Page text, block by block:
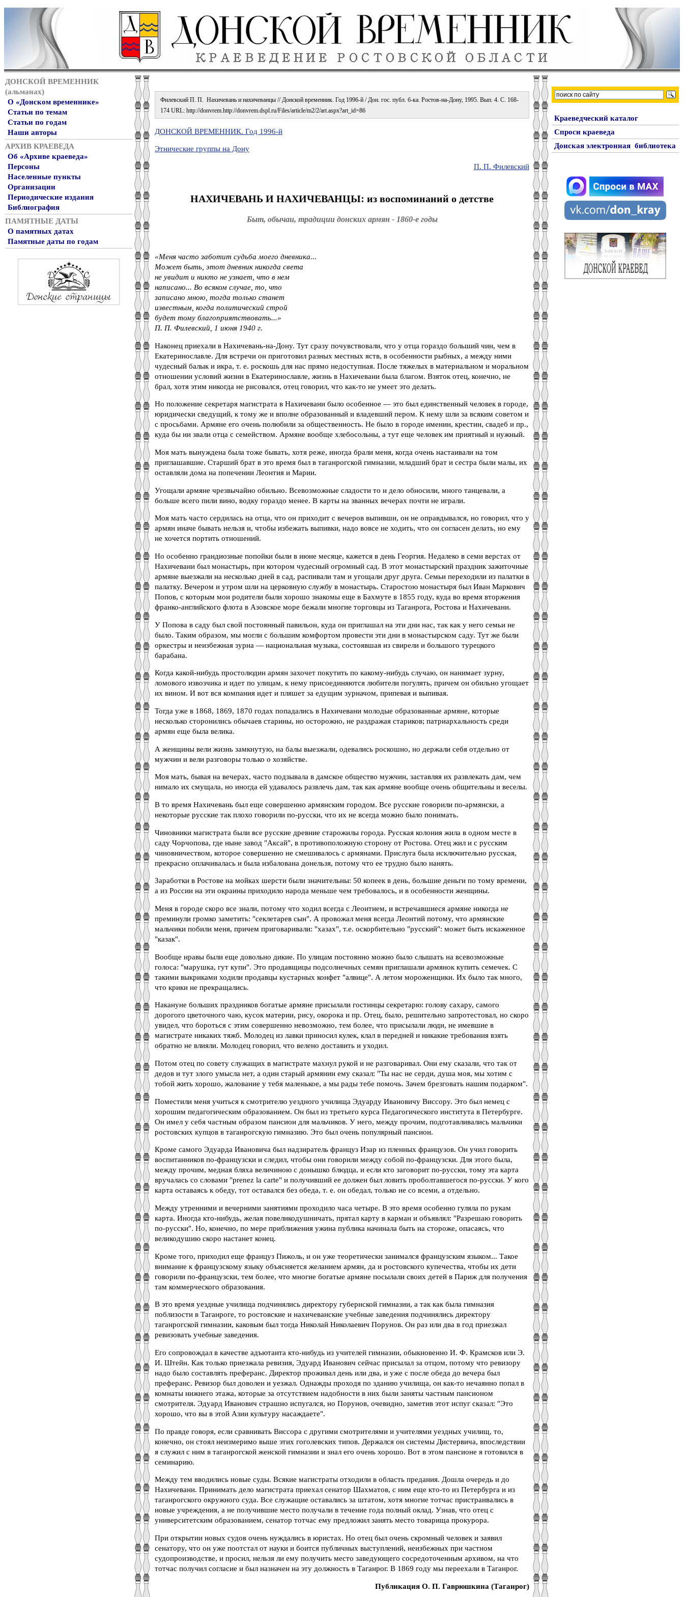
ДОНСКОЙ ВРЕМЕННИК
(альманах)
О «Донском временнике»
Статьи по темам
Статьи по годам
Наши авторы
АРХИВ КРАЕВЕДА
Об «Архиве краеведа»
Персоны
Населенные пункты
Организации
Периодические издания
Библиография
ПАМЯТНЫЕ ДАТЫ
О памятных датах
Памятные даты по годам
Филевский П. П. Нахичевань и нахичеванцы // Донской временник. Год 1996-й / Дон. гос. публ. б-ка. Ростов-на-Дону, 1995. Вып. 4. С. 168-
174 URL: http://donvrem.http://donvrem.dspl.ru/Files/article/m2/2/art.aspx?art_id=86
ДОНСКОЙ ВРЕМЕННИК. Год 1996-й
Этнические группы на Дону
П. П. Филевский
НАХИЧЕВАНЬ И НАХИЧЕВАНЦЫ: из воспоминаний о детстве
Быт, обычаи, традиции донских армян - 1860-е годы
«Меня часто заботит судьба моего дневника...
Может быть, этот дневник никогда света
не увидит и никто не узнает, что в нем
написано... Во всяком случае, то, что
записано мною, тогда только станет
известным, когда политический строй
будет тому благоприятствовать...»
П. П. Филевский, 1 июня 1940 г.
Наконец приехали в Нахичевань-на-Дону. Тут сразу почувствовали, что у отца гораздо больший чин, чем в
Екатеринославле. Для встречи он приготовил разных местных яств, в особенности рыбных, а между ними
чудесный балык и икра, т. е. роскошь для нас прямо недоступная. После тяжелых в материальном и моральном
отношении условий жизни в Екатеринославле, жизнь в Нахичевани была благом. Взяток отец, конечно, не
брал, хотя этим никогда не рисовался, отец говорил, что как-то не умеет это делать.
Но положение секретаря магистрата в Нахичевани было особенное — это был единственный человек в городе,
юридически сведущий, к тому же и вполне образованный и владевший пером. К нему шли за всяким советом и
с просьбами. Армяне его очень полюбили за общественность. Не было в городе именин, крестин, свадеб и пр.,
куда бы ни звали отца с семейством. Армяне вообще хлебосольны, а тут еще человек им приятный и нужный.
Моя мать вынуждена была тоже бывать, хотя реже, иногда брали меня, когда очень настаивали на том
приглашавшие. Старший брат в это время был в таганрогской гимназии, младший брат и сестра были малы, их
оставляли дома на попечении Леонтия и Марии.
Угощали армяне чрезвычайно обильно. Всевозможные сладости то и дело обносили, много танцевали, а
больше всего пили вино, водку гораздо менее. В карты на званных вечерах почти не играли.
Моя мать часто сердилась на отца, что он приходит с вечеров выпивши, он не оправдывался, но говорил, что у
армян иначе бывать нельзя и, чтобы избежать выпивки, надо вовсе не ходить, что он согласен делать, но ему
не хочется портить отношений.
Но особенно грандиозные попойки были в июне месяце, кажется в день Георгия. Недалеко в семи верстах от
Нахичевани был монастырь, при котором чудесный огромный сад. В этот монастырский праздник зажиточные
армяне выезжали на несколько дней в сад, распивали там и угощали друг друга. Семьи переходили из палатки в
палатку. Вечером и утром шли на церковную службу в монастырь. Старостою монастыря был Иван Маркович
Попов, с которым мои родители были хорошо знакомы еще в Бахмуте в 1855 году, куда во время вторжения
франко-английского флота в Азовское море бежали многие торговцы из Таганрога, Ростова и Нахичевани.
У Попова в саду был свой постоянный павильон, куда он приглашал на эти дни нас, так как у него семьи не
было. Таким образом, мы могли с большим комфортом провести эти дни в монастырском саду. Тут же были
оркестры и неизбежная зурна — национальная музыка, состоявшая из свирели и большого турецкого
барабана.
Когда какой-нибудь простолюдин армян захочет покутить по какому-нибудь случаю, он нанимает зурну,
ломового извозчика и идет по улицам, к нему присоединяются любители погулять, причем он обильно угощает
их вином. И вот вся компания идет и пляшет за едущим зурначом, припевая и выпивая.
Тогда уже в 1868, 1869, 1870 годах попадались в Нахичевани молодые образованные армяне, которые
несколько сторонились обычаев старины, но осторожно, не раздражая стариков; патриархальность среди
армян еще была велика.
А женщины вели жизнь замкнутую, на балы выезжали, одевались роскошно, но держали себя отдельно от
мужчин и вели разговоры только о хозяйстве.
Моя мать, бывая на вечерах, часто подзывала в дамское общество мужчин, заставляя их развлекать дам, чем
нимало их смущала, но иногда ей удавалось развлечь дам, так как армяне вообще очень общительны и веселы.
В то время Нахичевань был еще совершенно армянским городом. Все русские говорили по-армянски, а
некоторые русские так плохо говорили по-русски, что их не всегда можно было понимать.
Чиновники магистрата были все русские древние старожилы города. Русская колония жила в одном месте в
саду Чорчопова, где ныне завод "Аксай", в противоположную сторону от Ростова. Отец жил и с русским
чиновничеством, которое совершенно не смешивалось с армянами. Прислуга была исключительно русская,
прекрасно оплачивалась и была избалована донельзя, потому что ее трудно было нанять.
Заработки в Ростове на мойках шерсти были значительны: 50 копеек в день, большие деньги по тому времени,
а из России на эти окраины приходило народа меньше чем требовалось, и в особенности женщины.
Меня в городе скоро все знали, потому что ходил всегда с Леонтием, и встречавшиеся армяне никогда не
преминули громко заметить: "секлетарев сын". А провожал меня всегда Леонтий потому, что армянские
мальчики побили меня, причем приговаривали: "хазах", т.е. оскорбительно "русский": может быть искаженное
"казак".
Вообще нравы были еще довольно дикие. По улицам постоянно можно было слышать на всевозможные
голоса: "марушка, гут купи". Это продавщицы подсолнечных семян приглашали армянок купить семечек. С
такими выкриками ходили продавцы кустарных конфет "алвице". А летом мороженщики. Их было так много,
что крики не прекращались.
Накануне больших праздников богатые армяне присылали гостинцы секретарю: голову сахару, самого
дорогого цветочного чаю, кусок материи, рису, окорока и пр. Отец, было, решительно запротестовал, но скоро
увидел, что бороться с этим совершенно невозможно, тем более, что присылали люди, не имевшие в
магистрате никаких тяжб. Молодец из лавки приносил кулек, клал в передней и никакие требования взять
обратно не влияли. Молодец говорил, что велено доставить и уходил.
Потом отец по совету служащих в магистрате махнул рукой и не разговаривал. Они ему сказали, что так от
дедов и тут злого умысла нет, а один старый армянин ему сказал: "Ты нас не серди, душа моя, мы хотим с
тобой жить хорошо, жалование у тебя маленькое, а мы рады тебе помочь. Зачем брезговать нашим подарком".
Поместили меня учиться к смотрителю уездного училища Эдуарду Ивановичу Виссору. Это был немец с
хорошим педагогическим образованием. Он был из третьего курса Педагогического института в Петербурге.
Он имел у себя частным образом пансион для мальчиков. У него, между прочим, подготавливались мальчики
ростовских купцов в таганрогскую гимназию. Это был очень популярный пансион.
Кроме самого Эдуарда Ивановича был надзиратель француз Изар из пленных французов. Он учил говорить
воспитанников по-французски и следил, чтобы они говорили между собой по-французски. Для этого была,
между прочим, медная бляха величиною с донышко блюдца, и если кто заговорит по-русски, тому эта карта
вручалась со словами "prenez la carte" и получивший ее должен был ловить проболтавшегося по-русски. У кого
карта оставаясь к обеду, тот оставался без обеда, т. е. он обедал, только не со всеми, а отдельно.
Между утренними и вечерними занятиями проходило часа четыре. В это время особенно гуляла по рукам
карта. Иногда кто-нибудь, желая повеликодушничать, прятал карту в карман и объявлял: "Разрешаю говорить
по-русски". Но, конечно, по мере приближения ужина публика начинала быть на стороже, опасаясь, что
великодушию скоро настанет конец.
Кроме того, приходил еще француз Пижоль, и он уже теоретически занимался французским языком... Такое
внимание к французскому языку объясняется желанием армян, да и ростовского купечества, чтобы их дети
говорили по-французски, тем более, что многие богатые армяне посылали своих детей в Париж для получения
там коммерческого образования.
В это время уездные училища подчинялись директору губернской гимназии, а так как была гимназия
поблизости в Таганроге, то ростовские и нахичеванские учебные заведения подчинялись директору
таганрогской гимназии, каковым был тогда Николай Николаевич Порунов. Он раз или два в год приезжал
ревизовать учебные заведения.
Его сопровождал в качестве адъютанта кто-нибудь из учителей гимназии, обыкновенно И. Ф. Крамсков или Э.
И. Штейн. Как только приезжала ревизия, Эдуард Иванович сейчас присылал за отцом, потому что ревизору
надо было составлять преферанс. Директор проживал день или два, и уже с после обеда до вечера был
преферанс. Ревизор был доволен и уезжал. Однажды проходя по зданию училища, он как-то нечаянно попал в
комнаты нижнего этажа, которые за отсутствием надобности в них были заняты частным пансионом
смотрителя. Эдуард Иванович страшно испугался, но Порунов, очевидно, заметив этот испуг сказал: "Это
хорошо, что вы в этой Азии культуру насаждаете".
По правде говоря, если сравнивать Виссора с другими смотрителями и учителями уездных училищ, то,
конечно, он стоял неизмеримо выше этих гоголевских типов. Держался он системы Дистервича, впоследствии
я служил с ним в таганрогской женской гимназии и знал его очень хорошо. Вот в этом пансионе я готовился в
семинарию.
Между тем вводились новые суды. Всякие магистраты отходили в область предания. Дошла очередь и до
Нахичевани. Принимать дело магистрата приехал сенатор Шахматов, с ним еще кто-то из Петербурга и из
таганрогского окружного суда. Все служащие оставались за штатом, хотя многие тотчас пристраивались в
новые учреждения, а не получившие место получали в течение года полный оклад. Узнав, что отец с
университетским образованием, сенатор тотчас ему предложил занять место товарища прокурора.
При открытии новых судов очень нуждались в юристах. Но отец был очень скромный человек и заявил
сенатору, что он уже поотстал от науки и боится публичных выступлений, неизбежных при частном
судопроизводстве, и просил, нельзя ли ему получить место заведующего сосредоточенным архивом, на что
тотчас получил согласие и был назначен на эту должность в Таганрог. В 1869 году мы переехали в Таганрог.
Публикация О. П. Гаврюшкина (Таганрог)
Краеведческий каталог
Спроси краеведа
Донская электронная библиотека